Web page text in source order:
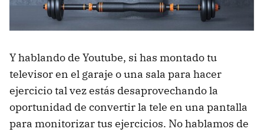
Y hablando de Youtube, si has montado tu
televisor en el garaje o una sala para hacer
ejercicio tal vez estás desaprovechando la
oportunidad de convertir la tele en una pantalla
para monitorizar tus ejercicios. No hablamos de